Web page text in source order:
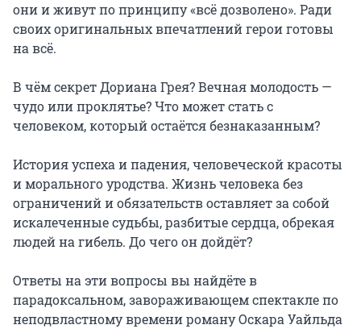
они и живут по принципу «всё дозволено». Ради
своих оригинальных впечатлений герои готовы
на всё.
В чём секрет Дориана Грея? Вечная молодость —
чудо или проклятье? Что может стать с
человеком, который остаётся безнаказанным?
История успеха и падения, человеческой красоты
и морального уродства. Жизнь человека без
ограничений и обязательств оставляет за собой
искалеченные судьбы, разбитые сердца, обрекая
людей на гибель. До чего он дойдёт?
Ответы на эти вопросы вы найдёте в
парадоксальном, завораживающем спектакле по
неподвластному времени роману Оскара Уайльда